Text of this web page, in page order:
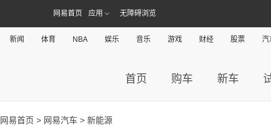
网易首页 应用 无障碍浏览
新闻 体育 NBA 娱乐 音乐 游戏 财经 股票 汽
首页 购车 新车
网易首页 > 网易汽车 > 新能源